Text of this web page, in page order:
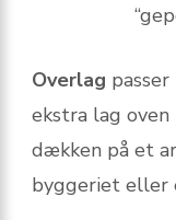
Overlag
ekstra lag
dækken på et
byggeriet eller